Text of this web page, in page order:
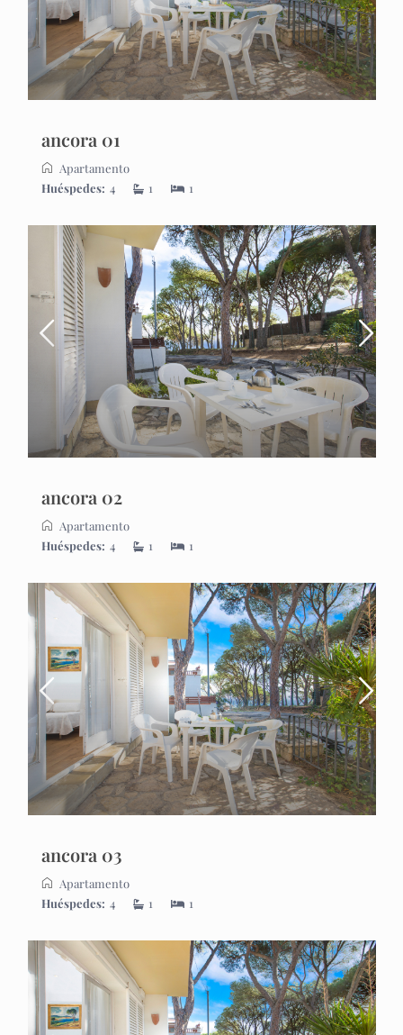
ancora 01
Apartamento
Huéspedes: 4 1 1
ancora 02
Apartamento
Huéspedes: 4 1 1
ancora 03
Apartamento
Huéspedes: 4 1 1